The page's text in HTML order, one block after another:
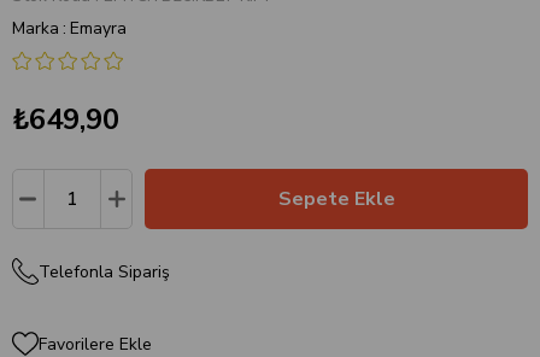
Marka : Emayra
₺649,90
Telefonla Sipariş
Favorilere Ekle